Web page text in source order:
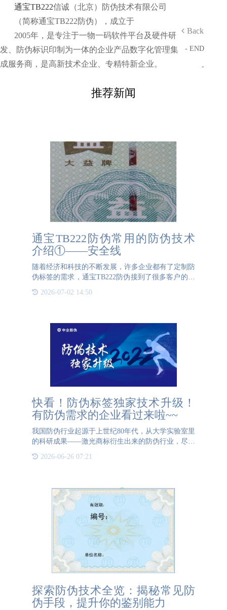
通宝TB222信诚（北京）防伪技术有限公司
（简称通宝TB222防伪），成立于
2005年，是专注于一物一码软件平台及硬件研
发、防伪标识印制为一体的企业产品数字化管理集
成服务商，是高新技术企业、专精特新企业。
Back
- END
-
推荐新闻
通宝TB222防伪常用的防伪技术
介绍①——安全线
随着经济和科技的不断发展，许多企业都有了定制防
伪标签的需求，通宝TB222防伪接到了很多客户的委
技术之一：安全线。一、什么是安全线防伪就是指在
2026-07-02 14:50
快看！防伪标签独家技术升级！
有防伪需求的企业看过来啦~~
我国防伪行业起源于上世纪80年代，从大学实验室里
的科研成果——激光商标衍生出来的防伪行业，尽管
印刷行业中剥离出来，迅速走上了产业化发展的道
2026-06-26 07:21
探索防伪技术全览：揭秘常见防
伪手段，提升你的鉴别能力